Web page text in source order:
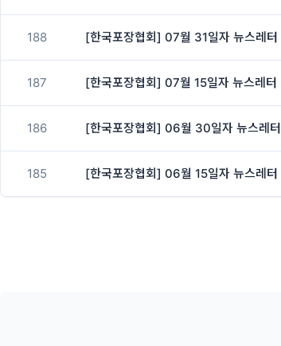
188 [한국포장협회] 07월 31일자 뉴스레터
187 [한국포장협회] 07월 15일자 뉴스레터
186 [한국포장협회] 06월 30일자 뉴스레터
185 [한국포장협회] 06월 15일자 뉴스레터